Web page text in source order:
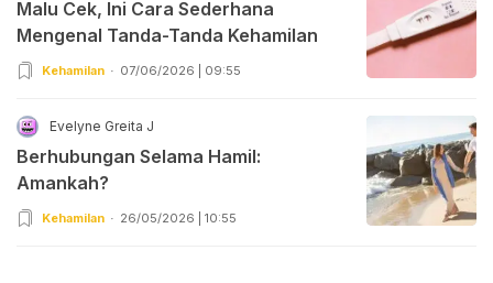
Malu Cek, Ini Cara Sederhana
Mengenal Tanda-Tanda Kehamilan
Kehamilan 07/06/2026 | 09:55
Evelyne Greita J
Berhubungan Selama Hamil:
Amankah?
Kehamilan 26/05/2026 | 10:55